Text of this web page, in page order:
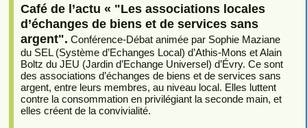
Café de l’actu « "Les associations locales
d’échanges de biens et de services sans
argent". Conférence-Débat animée par Sophie Maziane
du SEL (Système d’Echanges Local) d’Athis-Mons et Alain
Boltz du JEU (Jardin d’Echange Universel) d’Évry. Ce sont
des associations d’échanges de biens et de services sans
argent, entre leurs membres, au niveau local. Elles luttent
contre la consommation en privilégiant la seconde main, et
elles créent de la convivialité.